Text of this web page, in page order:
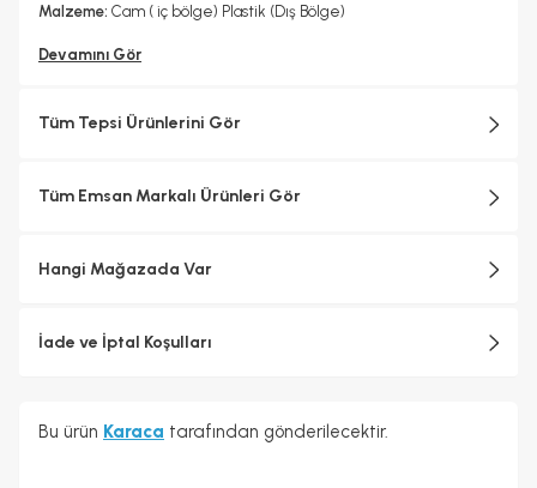
Malzeme: Cam ( iç bölge) Plastik (Dış Bölge)
Devamını Gör
Tüm Tepsi Ürünlerini Gör
Tüm Emsan Markalı Ürünleri Gör
Hangi Mağazada Var
İade ve İptal Koşulları
Bu ürün Karaca tarafından gönderilecektir.